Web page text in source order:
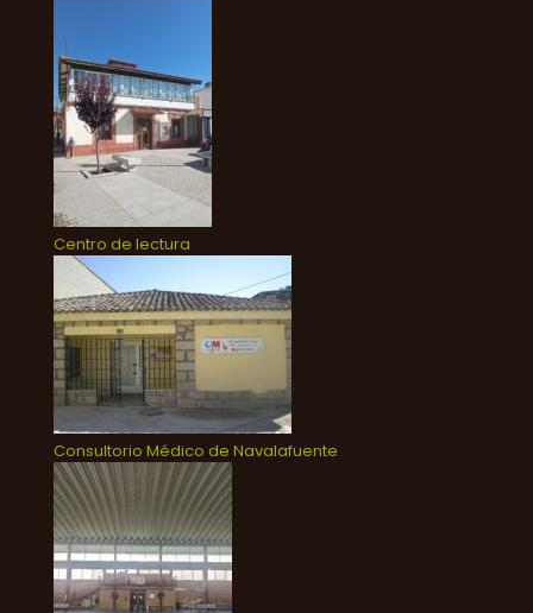
Centro de lectura
Consultorio Médico de Navalafuente